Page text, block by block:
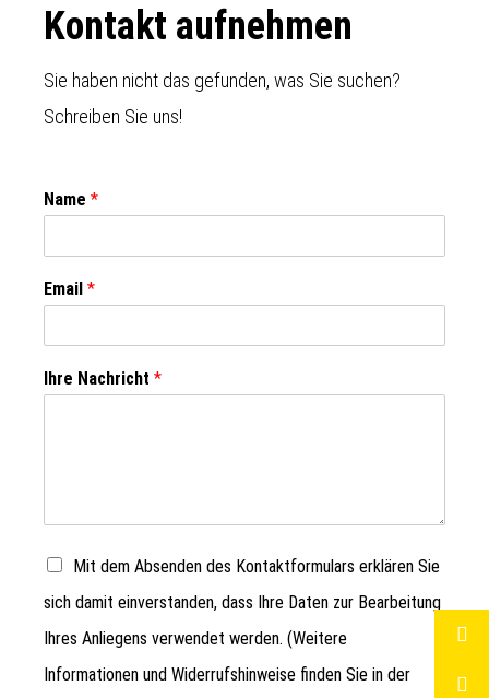
Footer
Kontakt aufnehmen
Sie haben nicht das gefunden, was Sie suchen?
Schreiben Sie uns!
Name *
Email *
Ihre Nachricht *
Mit dem Absenden des Kontaktformulars erklären Sie
sich damit einverstanden, dass Ihre Daten zur Bearbeitung
Ihres Anliegens verwendet werden. (Weitere
Informationen und Widerrufshinweise finden Sie in der